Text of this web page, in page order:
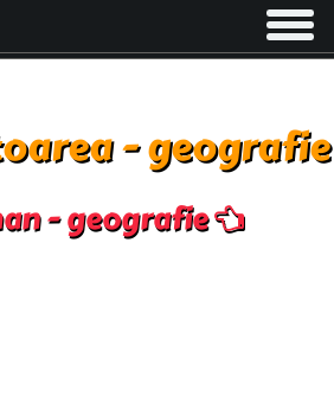
Toggle
- geografie
- geografie